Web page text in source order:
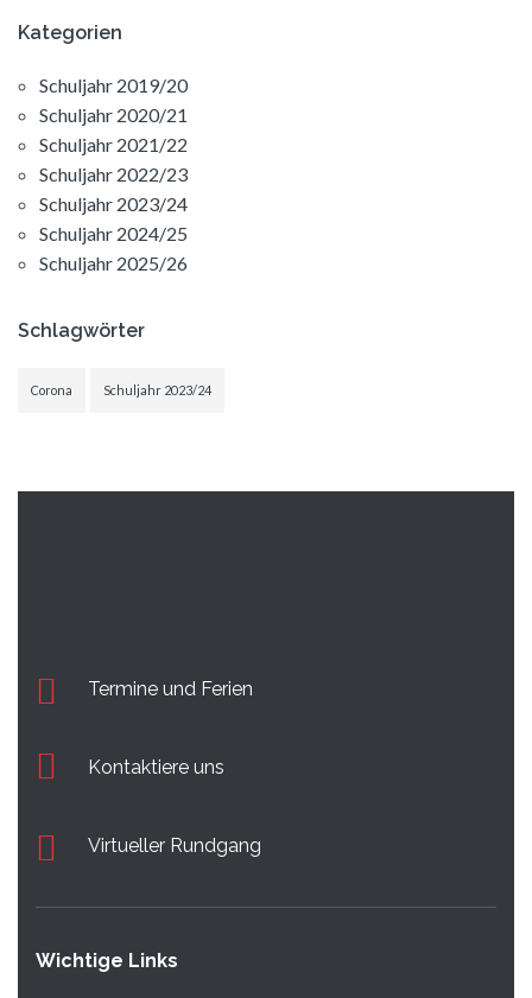
Kategorien
Schuljahr 2019/20
Schuljahr 2020/21
Schuljahr 2021/22
Schuljahr 2022/23
Schuljahr 2023/24
Schuljahr 2024/25
Schuljahr 2025/26
Schlagwörter
Corona Schuljahr 2023/24
Termine und Ferien
Kontaktiere uns
Virtueller Rundgang
Wichtige Links